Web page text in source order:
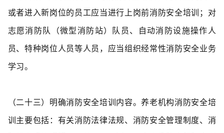
或者进入新岗位的员工应当进行上岗前消防安全培训；对
志愿消防队（微型消防站）队员、自动消防设施操作人
员、特种岗位人员等人员，应当组织经常性消防安全业务
学习。
（二十三）明确消防安全培训内容。养老机构消防安全培
训主要包括：有关消防法律法规、消防安全管理制度、消